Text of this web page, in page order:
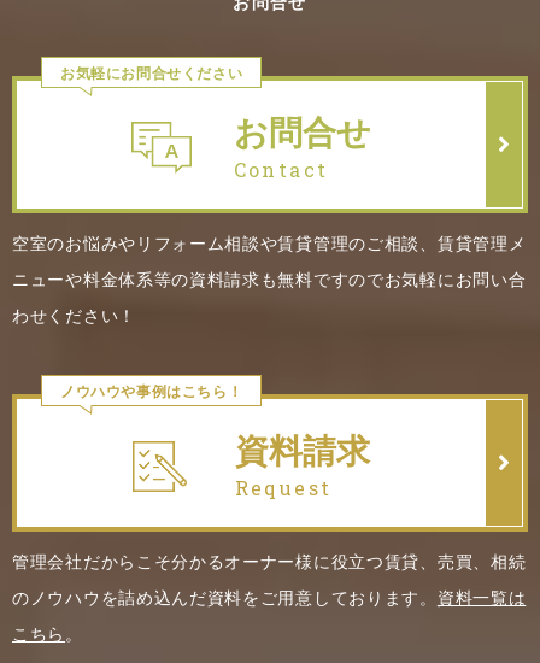
お気軽にお問合せください
お問合せ
Contact
空室のお悩みやリフォーム相談や賃貸管理のご相談、賃貸管理メ
ニューや料金体系等の資料請求も無料ですのでお気軽にお問い合
わせください！
ノウハウや事例はこちら！
資料請求
Request
管理会社だからこそ分かるオーナー様に役立つ賃貸、売買、相続
のノウハウを詰め込んだ資料をご用意しております。 資料一覧は
こちら 。